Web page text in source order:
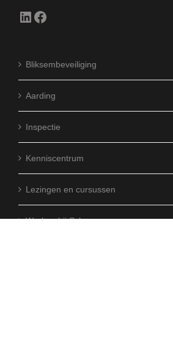
LinkedIn
Bliksembeveiliging
Aarding
Inspectie
Kenniscentrum
Lezingen en cursussen
Werken bij Schaap